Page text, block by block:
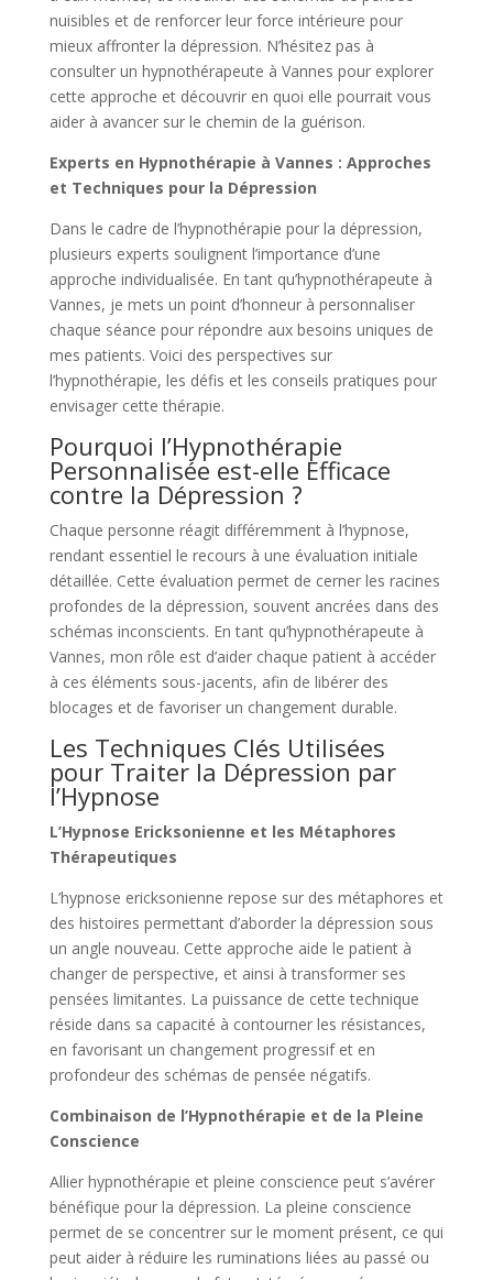
nuisibles et de renforcer leur force intérieure pour
mieux affronter la dépression. N’hésitez pas à
consulter un hypnothérapeute à Vannes pour explorer
cette approche et découvrir en quoi elle pourrait vous
aider à avancer sur le chemin de la guérison.
Experts en Hypnothérapie à Vannes : Approches
et Techniques pour la Dépression
Dans le cadre de l’hypnothérapie pour la dépression,
plusieurs experts soulignent l’importance d’une
approche individualisée. En tant qu’hypnothérapeute à
Vannes, je mets un point d’honneur à personnaliser
chaque séance pour répondre aux besoins uniques de
mes patients. Voici des perspectives sur
l’hypnothérapie, les défis et les conseils pratiques pour
envisager cette thérapie.
Pourquoi l’Hypnothérapie
Personnalisée est-elle Efficace
contre la Dépression ?
Chaque personne réagit différemment à l’hypnose,
rendant essentiel le recours à une évaluation initiale
détaillée. Cette évaluation permet de cerner les racines
profondes de la dépression, souvent ancrées dans des
schémas inconscients. En tant qu’hypnothérapeute à
Vannes, mon rôle est d’aider chaque patient à accéder
à ces éléments sous-jacents, afin de libérer des
blocages et de favoriser un changement durable.
Les Techniques Clés Utilisées
pour Traiter la Dépression par
l’Hypnose
L’Hypnose Ericksonienne et les Métaphores
Thérapeutiques
L’hypnose ericksonienne repose sur des métaphores et
des histoires permettant d’aborder la dépression sous
un angle nouveau. Cette approche aide le patient à
changer de perspective, et ainsi à transformer ses
pensées limitantes. La puissance de cette technique
réside dans sa capacité à contourner les résistances,
en favorisant un changement progressif et en
profondeur des schémas de pensée négatifs.
Combinaison de l’Hypnothérapie et de la Pleine
Conscience
Allier hypnothérapie et pleine conscience peut s’avérer
bénéfique pour la dépression. La pleine conscience
permet de se concentrer sur le moment présent, ce qui
peut aider à réduire les ruminations liées au passé ou